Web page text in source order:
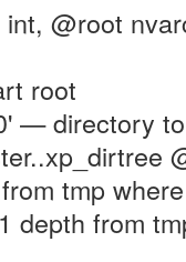
@root
root
— directory
tmp
depth from